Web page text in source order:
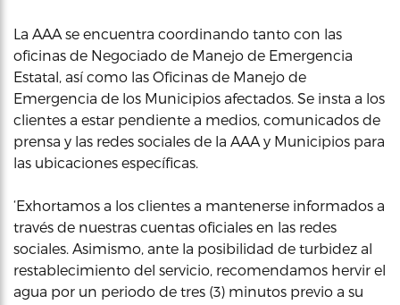
La AAA se encuentra coordinando tanto con las
oficinas de Negociado de Manejo de Emergencia
Estatal, así como las Oficinas de Manejo de
Emergencia de los Municipios afectados. Se insta a los
clientes a estar pendiente a medios, comunicados de
prensa y las redes sociales de la AAA y Municipios para
las ubicaciones específicas.
‘Exhortamos a los clientes a mantenerse informados a
través de nuestras cuentas oficiales en las redes
sociales. Asimismo, ante la posibilidad de turbidez al
restablecimiento del servicio, recomendamos hervir el
agua por un periodo de tres (3) minutos previo a su